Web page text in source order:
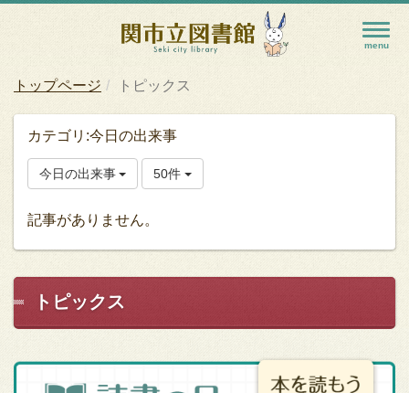
トップページ トピックス
カテゴリ:今日の出来事
今日の出来事 50件
記事がありません。
トピックス